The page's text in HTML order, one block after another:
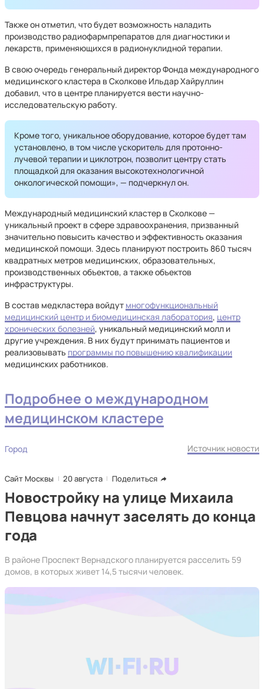
Также он отметил, что будет возможность наладить
производство радиофармпрепаратов для диагностики и
лекарств, применяющихся в радионуклидной терапии.
В свою очередь генеральный директор Фонда международного
медицинского кластера в Сколкове Ильдар Хайруллин
добавил, что в центре планируется вести научно-
исследовательскую работу.
Кроме того, уникальное оборудование, которое будет там
установлено, в том числе ускоритель для протонно-
лучевой терапии и циклотрон, позволит центру стать
площадкой для оказания высокотехнологичной
онкологической помощи», — подчеркнул он.
Международный медицинский кластер в Сколкове —
уникальный проект в сфере здравоохранения, призванный
значительно повысить качество и эффективность оказания
медицинской помощи. Здесь планируют построить 860 тысяч
квадратных метров медицинских, образовательных,
производственных объектов, а также объектов
инфраструктуры.
В состав медкластера войдут многофункциональный
медицинский центр и биомедицинская лаборатория, центр
хронических болезней, уникальный медицинский молл и
другие учреждения. В них будут принимать пациентов и
реализовывать программы по повышению квалификации
медицинских работников.
Подробнее о международном
медицинском кластере
Город Источник новости
Сайт Москвы 20 августа Поделиться
Новостройку на улице Михаила
Певцова начнут заселять до конца
года
В районе Проспект Вернадского планируется расселить 59
домов, в которых живет 14,5 тысячи человек.